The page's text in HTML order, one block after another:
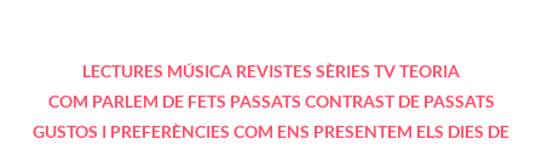
LECTURES MÚSICA REVISTES SÈRIES TVTEORIA
COM PARLEM DE FETS PASSATS CONTRAST DE PASSATS
GUSTOS I PREFERÈNCIES COM ENS PRESENTEM ELS DIES DE